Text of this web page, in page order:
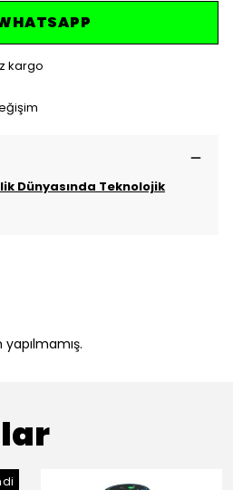
kargo
Dünyasında Teknolojik